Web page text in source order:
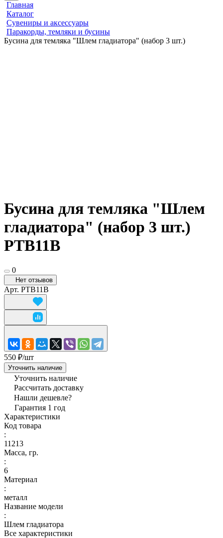
Главная
Каталог
Сувениры и аксессуары
Паракорды, темляки и бусины
Бусина для темляка "Шлем гладиатора" (набор 3 шт.)
Бусина для темляка "Шлем
гладиатора" (набор 3 шт.)
PTB11B
0
Нет отзывов
Арт. PTB11B
550 ₽/шт
Уточнить наличие
Уточнить наличие
Рассчитать доставку
Нашли дешевле?
Гарантия 1 год
Характеристики
Код товара
:
11213
Масса, гр.
:
6
Материал
:
металл
Название модели
:
Шлем гладиатора
Все характеристики